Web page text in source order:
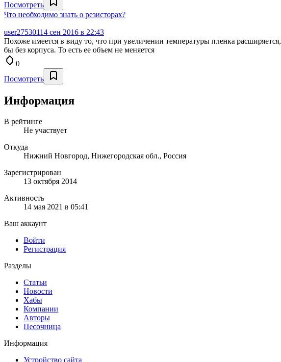
Посмотреть
Что необходимо знать о резисторах?
user27530114 сен 2016 в 22:43
Похоже имеется в виду то, что при увеличении температуры пленка
бы без корпуса. То есть ее объем не меняется
0
Посмотреть
Информация
В рейтинге
Не участвует
Откуда
Нижний Новгород, Нижегородская обл., Россия
Зарегистрирован
13 октября 2014
Активность
14 мая 2021 в 05:41
Ваш аккаунт
Войти
Регистрация
Разделы
Статьи
Новости
Хабы
Компании
Авторы
Песочница
Информация
Устройство сайта